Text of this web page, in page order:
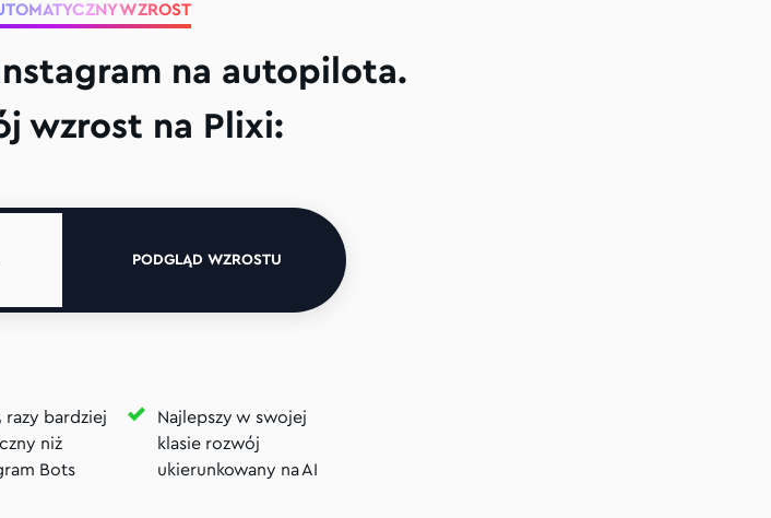
WZROST
na autopilota.
wzrost na Plixi:
PODGLĄD WZROSTU
razy bardziej
niż
Bots
Najlepszy w swojej
klasie rozwój
ukierunkowany na AI